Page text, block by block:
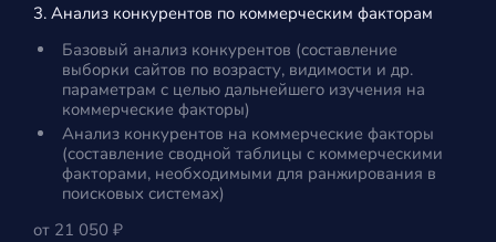
3. Анализ конкурентов по коммерческим факторам
Базовый анализ конкурентов (составление
выборки сайтов по возрасту, видимости и др.
параметрам с целью дальнейшего изучения на
коммерческие факторы)
Анализ конкурентов на коммерческие факторы
(составление сводной таблицы с коммерческими
факторами, необходимыми для ранжирования в
поисковых системах)
от 21 050 ₽